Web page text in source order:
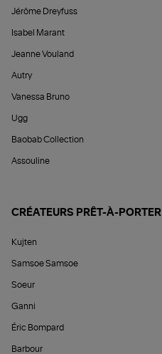
Jérôme Dreyfuss
Isabel Marant
Jeanne Vouland
Autry
Vanessa Bruno
Ugg
Baobab Collection
Assouline
CRÉATEURS PRÊT-À-PORTER
Kujten
Samsoe Samsoe
Soeur
Ganni
Éric Bompard
Barbour